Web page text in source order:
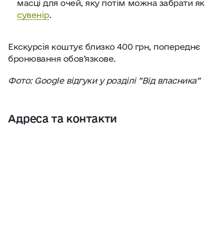
масці для очей, яку потім можна забрати як
сувенір.
Екскурсія коштує близко 400 грн, попереднє
бронювання обов’язкове.
Фото: Google відгуки у розділі ”Від власника”
Адреса та контакти